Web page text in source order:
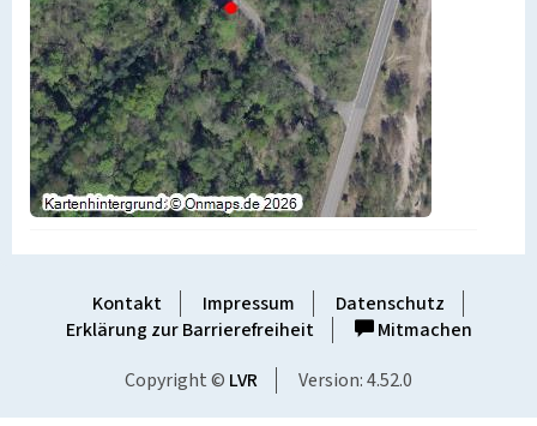
Kontakt Impressum
Datenschutz
Erklärung zur Barrierefreiheit
Mitmachen
Copyright © LVR Version: 4.52.0